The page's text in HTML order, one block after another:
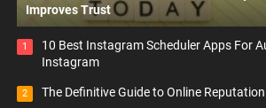
Improves Trust
1
10 Best Instagram Scheduler Apps For
Instagram
2 The Definitive Guide to Online